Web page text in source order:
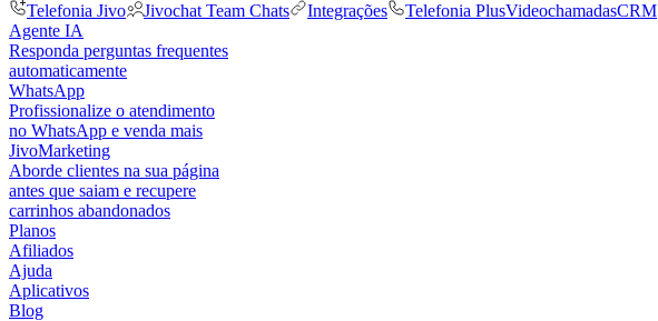
Telefonia Jivo
Jivochat Team Chats Integrações Telefonia PlusVideochamadasCRM
Agente IA
Responda perguntas frequentes
automaticamente
WhatsApp
Profissionalize o atendimento
no WhatsApp e venda mais
JivoMarketing
Aborde clientes na sua página
antes que saiam e recupere
carrinhos abandonados
Planos
Afiliados
Ajuda
Aplicativos
Blog